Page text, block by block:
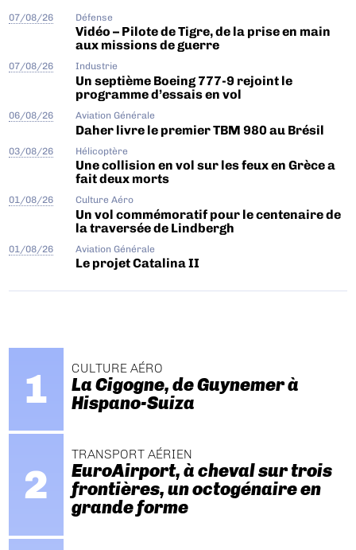
07/08/26 Défense
Vidéo – Pilote de Tigre, de la prise en main
aux missions de guerre
07/08/26 Industrie
Un septième Boeing 777-9 rejoint le
programme d’essais en vol
06/08/26 Aviation Générale
Daher livre le premier TBM 980 au Brésil
03/08/26 Hélicoptère
Une collision en vol sur les feux en Grèce a
fait deux morts
01/08/26 Culture Aéro
Un vol commémoratif pour le centenaire de
la traversée de Lindbergh
01/08/26 Aviation Générale
Le projet Catalina II
CULTURE AÉRO
La Cigogne, de Guynemer à
Hispano-Suiza
TRANSPORT AÉRIEN
EuroAirport, à cheval sur trois
frontières, un octogénaire en
grande forme